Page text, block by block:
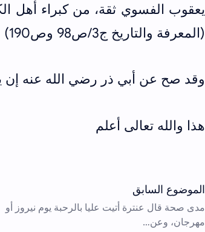
يعقوب الفسوي ثقة، من كبراء أهل
(المعرفة والتاريخ ج3/ص98 وص190)
وقد صح عن أبي ذر رضي الله عنه إن
هذا والله تعالى أعلم